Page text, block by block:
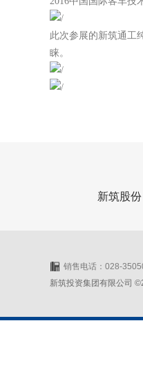
此次参展的新筑通工
睐。
新筑股
销售电话：028-
新筑投资集团有限公司